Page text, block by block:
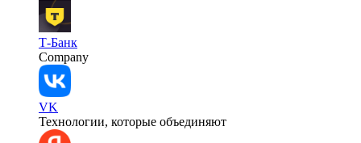
Т-Банк
Company
VK
Технологии, которые объединяют